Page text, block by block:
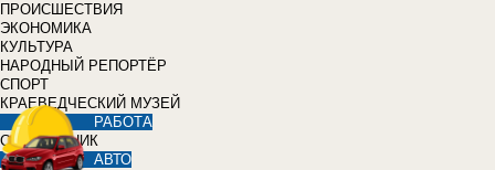
ПРОИСШЕСТВИЯ
ЭКОНОМИКА
КУЛЬТУРА
НАРОДНЫЙ РЕПОРТЁР
СПОРТ
КРАЕВЕДЧЕСКИЙ МУЗЕЙ
РАБОТА
СПРАВОЧНИК
АВТО